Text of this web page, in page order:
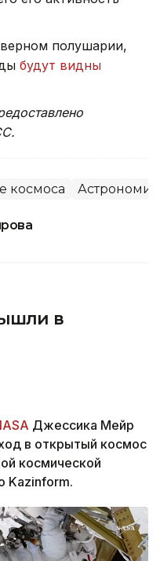
полушарии,
будут видны
космоса Астрономия
в
Джессика Мейр
в открытый космос
космической
Kazinform.